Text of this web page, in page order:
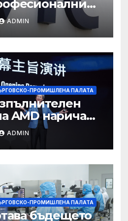
спестили
въздействието
новият
ADMIN
ПРОМИШЛЕНА ПАЛАТА
AMD нарича
AI
света
ADMIN
ПРОМИШЛЕНА ПАЛАТА
бъдещето